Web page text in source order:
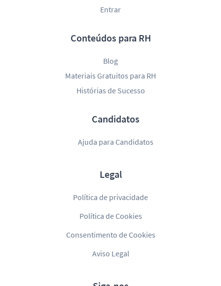
Entrar
Conteúdos para RH
Blog
Materiais Gratuitos para RH
Histórias de Sucesso
Candidatos
Ajuda para Candidatos
Legal
Política de privacidade
Política de Cookies
Consentimento de Cookies
Aviso Legal